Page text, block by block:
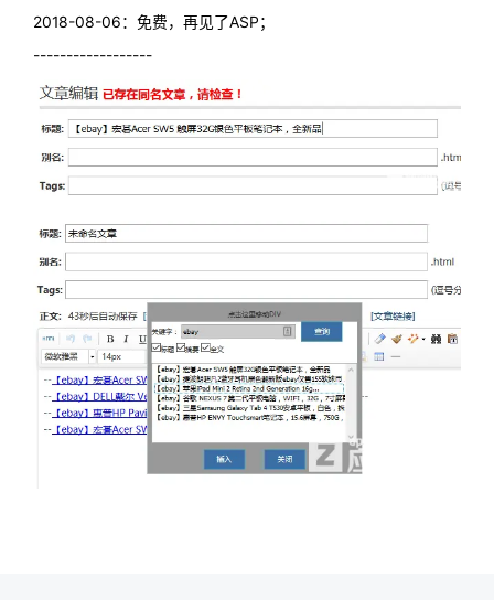
2018-08-06：免费，再见了ASP；
------------------